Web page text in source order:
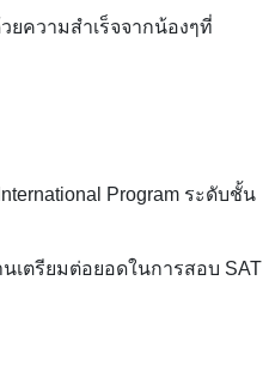
ความสำเร็จจากน้องๆที่
Program ระดับชั้น
ตรียมต่อยอดในการสอบ SAT